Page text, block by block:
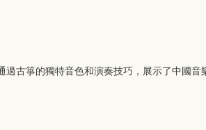
古箏的獨特音色和演奏技巧，展示了中國